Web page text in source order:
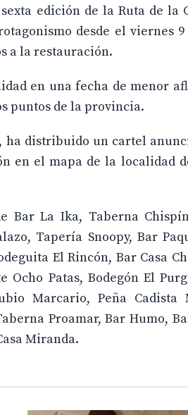
edición de la Ruta de la
desde el viernes
a la restauración.
en una fecha de menor
puntos de la provincia.
ha distribuido un cartel
en el mapa de la localidad
Bar La Ika, Taberna
Tapería Snoopy, Bar
El Rincón, Bar Casa
Patas, Bodegón El
Marcario, Peña Cadista
Proamar, Bar Humo,
Miranda.